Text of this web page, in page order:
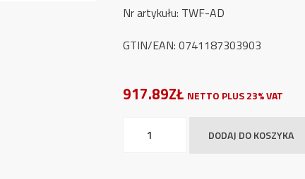
Nr artykułu: TWF-AD
GTIN/EAN: 0741187303903
917.89ZŁ NETTO PLUS 23% VAT
Uniwersalny
DODAJ DO KOSZYKA